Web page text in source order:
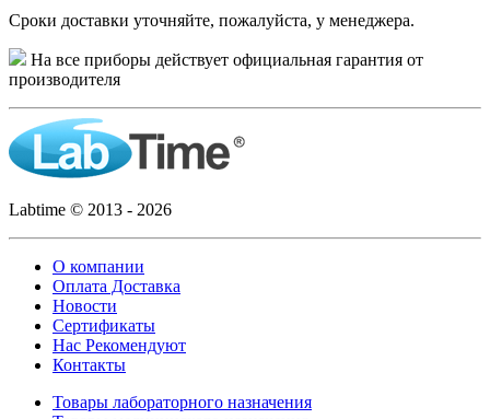
Сроки доставки уточняйте, пожалуйста, у менеджера.
На все приборы действует официальная гарантия от
производителя
Labtime © 2013 - 2026
О компании
Оплата Доставка
Новости
Сертификаты
Нас Рекомендуют
Контакты
Товары лабораторного назначения